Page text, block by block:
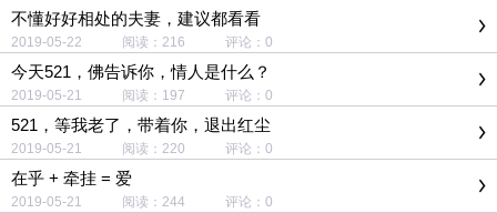
不懂好好相处的夫妻，建议都看看
2019-05-22 阅读：216 评论：0
今天521，佛告诉你，情人是什么？
2019-05-21 阅读：197 评论：0
521，等我老了，带着你，退出红尘
2019-05-21 阅读：220 评论：0
在乎 + 牵挂 = 爱
2019-05-21 阅读：244 评论：0